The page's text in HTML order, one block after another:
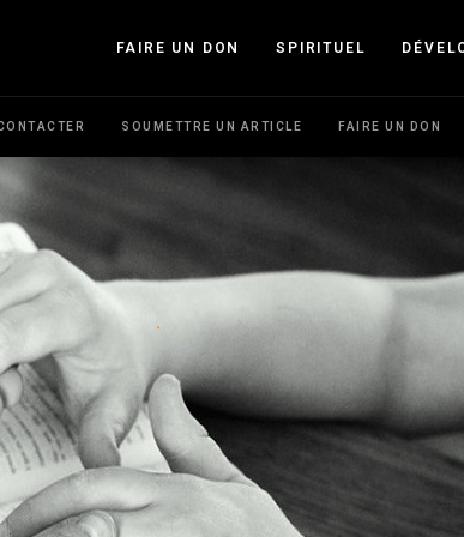
FAIRE UN DON SPIRITUEL
SOUMETTRE UN ARTICLE FAIRE UN DON